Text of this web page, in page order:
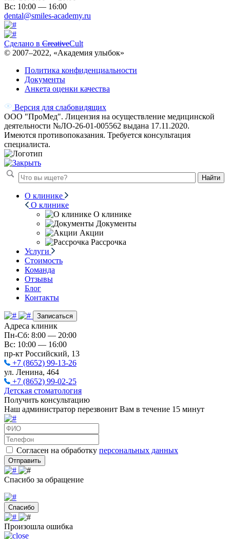
Вс: 10:00 — 16:00
dental@smiles-academy.ru
Сделано в CreativeCult
© 2007–2022, «Академия улыбок»
Политика конфиденциальности
Документы
Анкета оценки качества
Версия для слабовидящих
ООО "ПроМед". Лицензия на осуществление медицинской
деятельности №ЛО-26-01-005562 выдана 17.11.2020.
Имеются противопоказания. Требуется консультация
специалиста.
Найти
О клинике
О клинике
О клинике
Документы
Акции
Рассрочка
Услуги
Стоимость
Команда
Отзывы
Блог
Контакты
Записаться
Адреса клиник
Пн-Сб: 8:00 — 20:00
Вс: 10:00 — 16:00
пр-кт Российский, 13
+7 (8652) 99-13-26
ул. Ленина, 464
+7 (8652) 99-02-25
Детская стоматология
Получить консультацию
Наш администратор перезвонит Вам в течение 15 минут
Согласен на обработку персональных данных
Отправить
Спасибо за обращение
Спасибо
Произошла ошибка